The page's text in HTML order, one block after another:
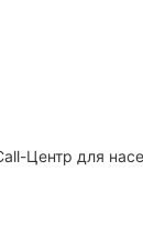
Центр для